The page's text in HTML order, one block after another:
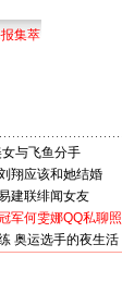
集萃
与飞鱼分手
翔应该和她结婚
建联绯闻女友
军何雯娜QQ私聊照
奥运选手的夜生活